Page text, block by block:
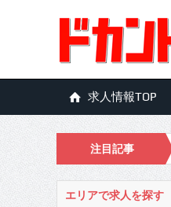
求人情報TOP
注目記事
エリアで求人を探す